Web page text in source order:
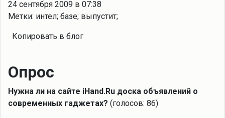
24 сентября 2009 в 07:38
Метки: интел; базе; выпустит;
Копировать в блог
Опрос
Нужна ли на сайте iHand.Ru доска объявлений о
современных гаджетах? (голосов: 86)